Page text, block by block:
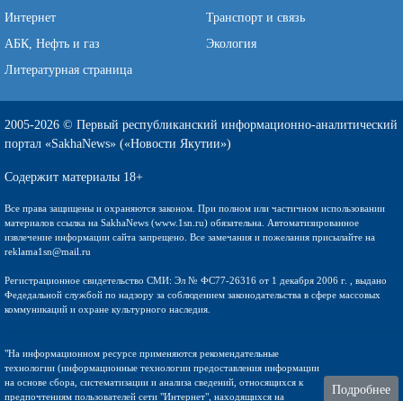
Интернет
Транспорт и связь
АБК, Нефть и газ
Экология
Литературная страница
2005-2026 © Первый республиканский информационно-аналитический
портал «SakhaNews» («Новости Якутии»)
Содержит материалы 18+
Все права защищены и охраняются законом. При полном или частичном использовании
материалов ссылка на SakhaNews (www.1sn.ru) обязательна. Автоматизированное
извлечение информации сайта запрещено. Все замечания и пожелания присылайте на
reklama1sn@mail.ru
Регистрационное свидетельство СМИ: Эл № ФС77-26316 от 1 декабря 2006 г. , выдано
Федедальной службой по надзору за соблюдением законодательства в сфере массовых
коммуникаций и охране культурного наследия.
"На информационном ресурсе применяются рекомендательные
технологии (информационные технологии предоставления информации
на основе сбора, систематизации и анализа сведений, относящихся к
предпочтениям пользователей сети "Интернет", находящихся на
Подробнее